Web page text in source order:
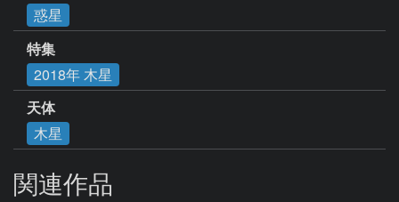
惑星
特集
2018年 木星
天体
木星
関連作品